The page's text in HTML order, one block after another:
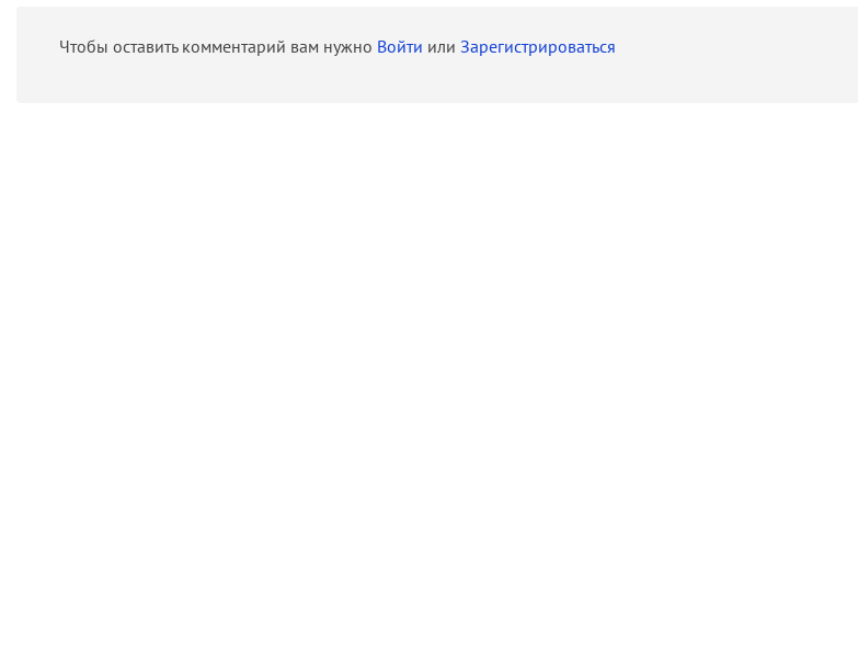
Чтобы оставить комментарий вам нужно Войти или Зарегистрироваться